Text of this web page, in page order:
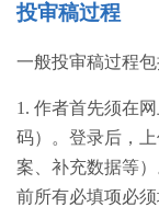
投审稿过程
一般投审稿过程包
1. 作者首先须在
码）。登录后，
案、补充数据等
前所有必填项必